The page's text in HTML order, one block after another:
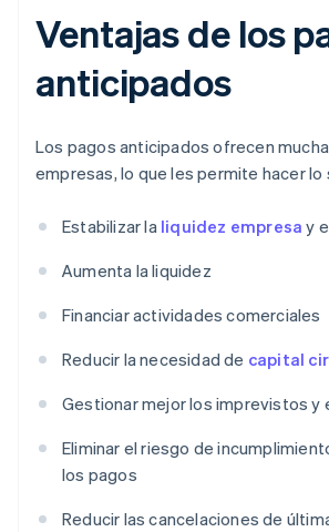
Ventajas de los
anticipados
Los pagos anticipados ofrecen
empresas, lo que les permite hacer lo
Estabilizar la liquidez empresa y
Aumenta la liquidez
Financiar actividades comerciales
Reducir la necesidad de capital
Gestionar mejor los imprevistos y
Eliminar el riesgo de
los pagos
Reducir las cancelaciones de